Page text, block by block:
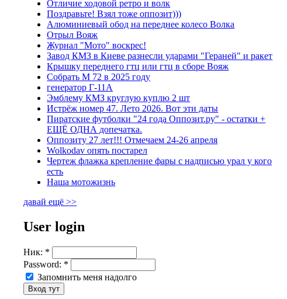
Отличие ходовой ретро и волк
Поздравьте! Взял тоже оппозит)))
Алюминиевый обод на переднее колесо Волка
Отрыл Вояж
Журнал "Мото" воскрес!
Завод КМЗ в Киеве разнесли ударами "Гераней" и ракет
Крышку переднего гтц или гтц в сборе Вояж
Собрать М 72 в 2025 году
генератор Г-11А
Эмблему КМЗ круглую куплю 2 шт
Истрёж номер 47. Лето 2026. Вот эти даты
Пиратские футболки "24 года Оппозит.ру" - остатки +
ЕЩЁ ОДНА допечатка.
Оппозиту 27 лет!!! Отмечаем 24-26 апреля
Wolkodav опять постарел
Чертеж флажка крепление фары с надписью урал у кого
есть
Наша мотожизнь
давай ещё >>
User login
Ник: *
Password: *
Запомнить меня надолго